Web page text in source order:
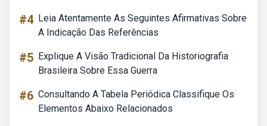
#4 Leia Atentamente As Seguintes Afirmativas Sobre
A Indicação Das Referências
#5 Explique A Visão Tradicional Da Historiografia
Brasileira Sobre Essa Guerra
#6 Consultando A Tabela Periódica Classifique Os
Elementos Abaixo Relacionados